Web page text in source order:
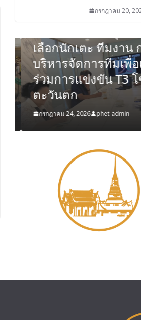
กรกฎาคม 20,
ประชุม ทีมฟุตบอล เพ
เลือกนักเตะ ทีมงาน ก
บริหารจัดการทีมเพื่อ
ร่วมการแข่งขัน T3 โ
ตะวันตก
กรกฎาคม 24, 2026 phet-admin